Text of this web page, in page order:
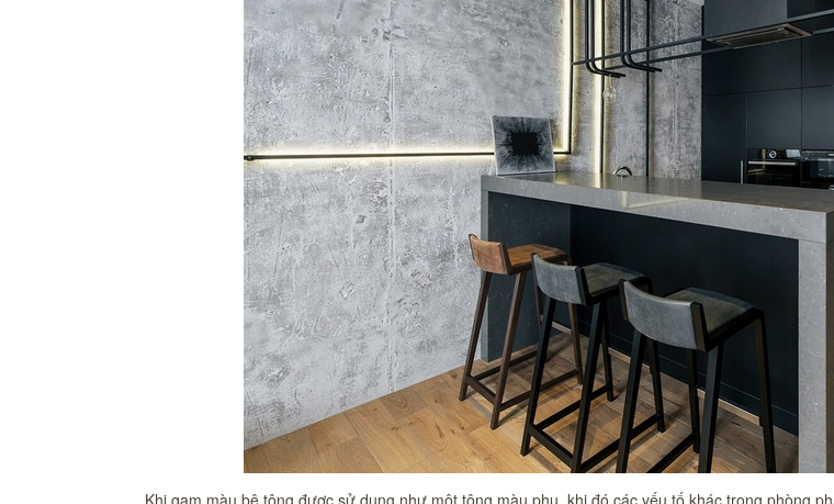
Khi gam màu bê tông được sử dụng như một tông màu phụ, khi đó các yếu tố khác trong phòng